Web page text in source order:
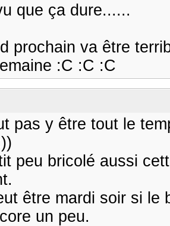
que ça dure......
prochain va être
:C :C :C
pas y être tout le
peu bricolé aussi
être mardi soir si le
un peu.